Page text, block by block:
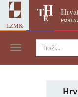
LZMK
portal
Navigacija